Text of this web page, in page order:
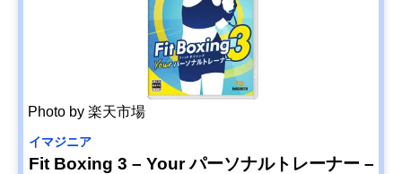
Photo by 楽天市場
イマジニア
Fit Boxing 3 – Your パーソナルトレーナー –